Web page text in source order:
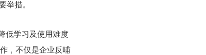
举措。
低学习及使用难度
，不仅是企业反哺